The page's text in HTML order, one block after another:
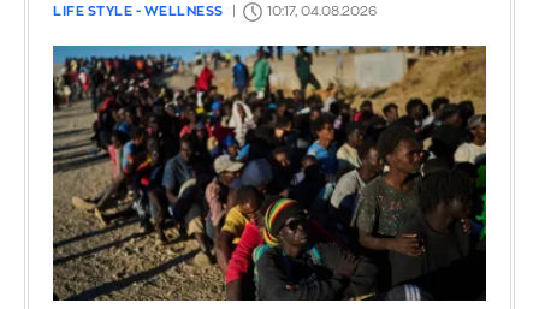
LIFE STYLE - WELLNESS 10:17, 04.08.2026